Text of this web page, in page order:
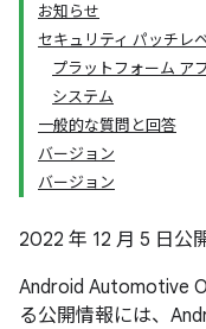
お知らせ
セキュリティ パッチレ
プラットフォーム ア
システム
一般的な質問と回答
バージョン
バージョン
2022 年 12 月 5 日公
Android Automotive
る公開情報には、